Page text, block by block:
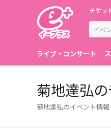
チケッ
ライブ・コンサート
菊地達弘
菊地達弘のイベント情